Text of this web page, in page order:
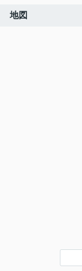
地図